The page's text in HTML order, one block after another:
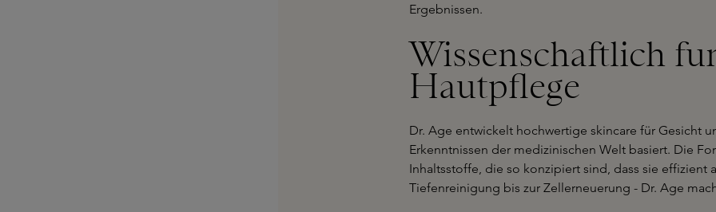
Ergebnissen.
Wissenschaftlich
Hautpflege
Dr. Age entwickelt hochwertige skincare für Gesicht
Erkenntnissen der medizinischen Welt basiert. Die
Inhaltsstoffe, die so konzipiert sind, dass sie effizient
Tiefenreinigung bis zur Zellerneuerung - Dr. Age